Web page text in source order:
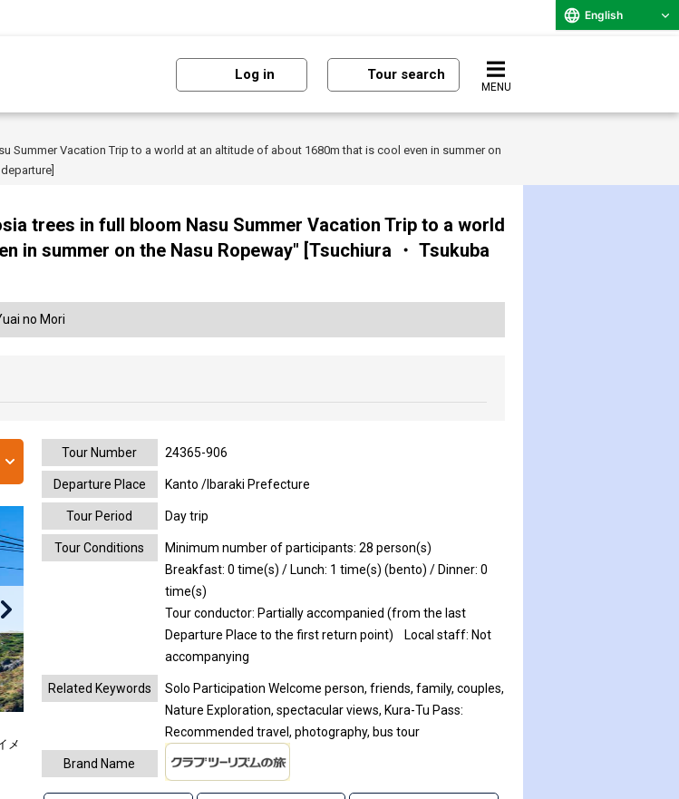
English
Log in Tour search
MENU
Vacation Trip to a world at an altitude of about 1680m that is cool even in summer on
trees in full bloom Nasu Summer Vacation Trip to a world
in summer on the Nasu Ropeway" [Tsuchiura ・ Tsukuba
no Mori
メ
Tour Number 24365-906
Departure Place Kanto /Ibaraki Prefecture
Tour Period Day trip
Tour Conditions
Minimum number of participants: 28 person(s)
Breakfast: 0 time(s) / Lunch: 1 time(s) (bento) / Dinner: 0
time(s)
Tour conductor: Partially accompanied (from the last
Departure Place to the first return point)
Local staff: Not
accompanying
Related Keywords
Solo Participation Welcome person, friends, family, couples,
Nature Exploration, spectacular views, Kura-Tu Pass:
Recommended travel, photography, bus tour
Brand Name